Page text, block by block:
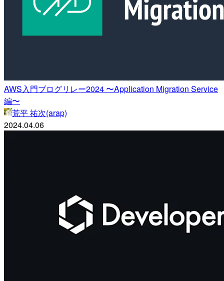
AWS入門ブログリレー2024 〜Application Migration Service
編〜
荒平 祐次(arap)
2024.04.06